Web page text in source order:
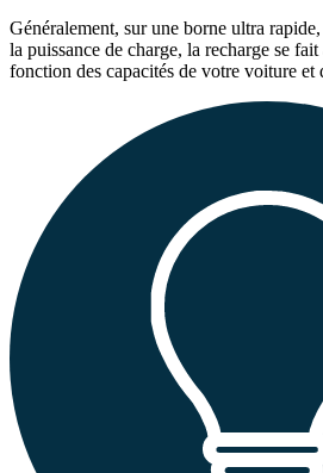
Généralement, sur une borne ultra
la puissance de charge, la recharge se
fonction des capacités de votre voiture et